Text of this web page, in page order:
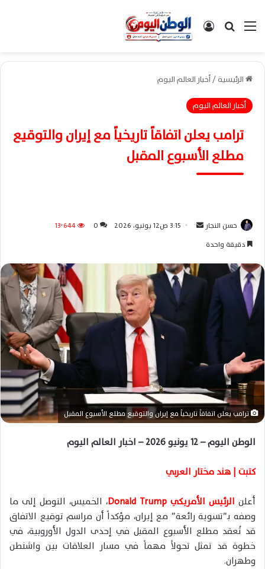
القائمةبحث عن تسجيل الدخول
الرئيسية/أخبار العالم اليوم
أخبار العالم اليوم
ترامب يعلن اتفاقاً تاريخياً مع إيران والتوقيع
مطلع الأسبوع المقبل
حسن النجار
ل
ت
ر
و
ن
ا
3:15 ص12 يونيو، 2026 0
13٬644
دقيقة واحدة
ترامب يعلن اتفاقاً تاريخياً مع إيران والتوقيع مطلع الأسبوع المقبل
الوطن اليوم – 12 يونيو 2026 – اخبار العالم اليوم
كتبت | هند مختار العربي
أعلن الرئيس الأمريكي Donald Trump، الخميس، التوصل إلى ما
وصفه بـ”تسوية رائعة” مع إيران، مؤكداً أن مراسم توقيع الاتفاق
قد تُعقد مطلع الأسبوع المقبل في إحدى الدول الأوروبية، في
خطوة قد تمثل تحولاً مهماً في مسار العلاقات بين واشنطن
وطهران.